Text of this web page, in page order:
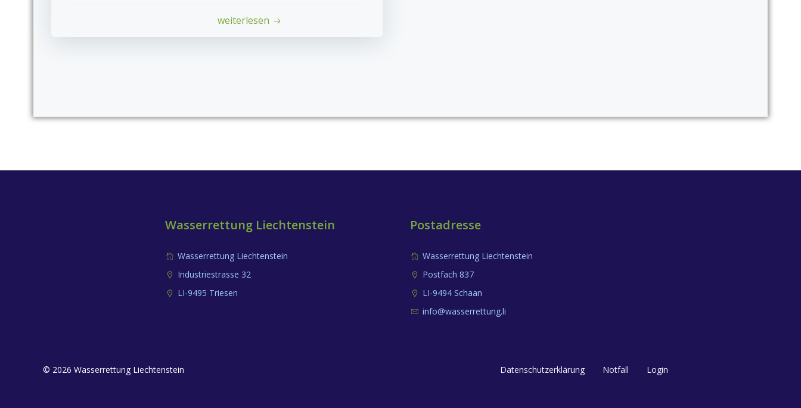
weiterlesen
Wasserrettung Liechtenstein
Wasserrettung Liechtenstein
Industriestrasse 32
LI-9495 Triesen
Postadresse
Wasserrettung Liechtenstein
Postfach 837
LI-9494 Schaan
info@wasserrettung.li
© 2026 Wasserrettung Liechtenstein Datenschutzerklärung Notfall Login